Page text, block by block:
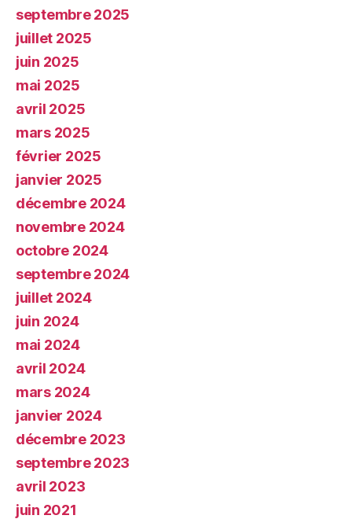
septembre 2025
juillet 2025
juin 2025
mai 2025
avril 2025
mars 2025
février 2025
janvier 2025
décembre 2024
novembre 2024
octobre 2024
septembre 2024
juillet 2024
juin 2024
mai 2024
avril 2024
mars 2024
janvier 2024
décembre 2023
septembre 2023
avril 2023
juin 2021